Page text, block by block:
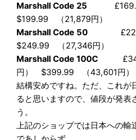
Marshall Code 25
$199.99 （21,879円）
Marshall Code 50
$249.99 （27,346円）
Marshall Code 100C
円） $399.99 （43,601円）
結構安めですね。ただ、これが
ると思いますので、値段が発表
う。
上記のショップでは日本への輸